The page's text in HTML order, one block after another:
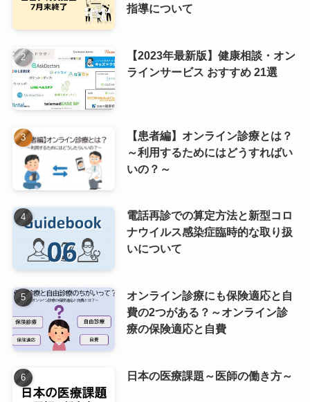
指導について
【2023年最新版】健康相談・オン
ラインサービス おすすめ 21選
【患者編】オンライン診療とは？
～利用するためにはどうすればい
いの？～
電話再診での算定方法と新型コロ
ナウイルス感染症臨時的な取り扱
いについて
オンライン診療にも保険適応と自
費の2つがある？～オンライン診
療の保険適応と自費
日本の医療課題～医師の働き方～